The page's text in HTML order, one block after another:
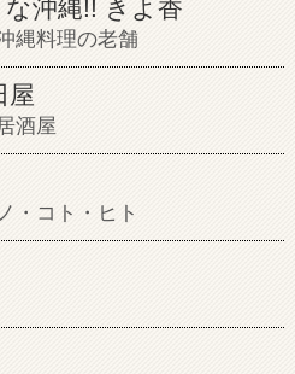
沖縄!! きよ香
縄料理の老舗
屋
酒屋
・コト・ヒト